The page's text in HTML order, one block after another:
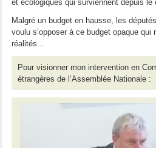
et écologiques qui surviennent depuis le
Malgré un budget en hausse, les
voulu s’opposer à ce budget opaque qui
réalités...
Pour visionner mon intervention en
étrangères de l’Assemblée Nationale :